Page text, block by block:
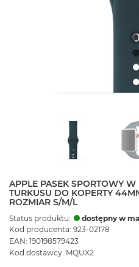
APPLE PASEK SPORTOWY
TURKUSU DO KOPERTY
ROZMIAR S/M/L
Status produktu:
dostępny w
Kod producenta: 923-02178
EAN: 190198579423
Kod dostawcy: MQUX2